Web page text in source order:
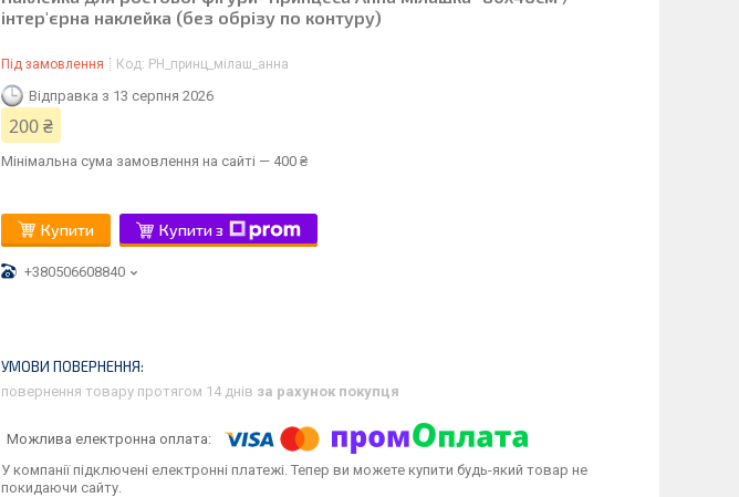
інтер'єрна наклейка (без обрізу по контуру)
Під замовлення Код: РН_принц_мілаш_анна
Відправка з 13 серпня 2026
200 ₴
Мінімальна сума замовлення на сайті — 400 ₴
Купити Купити з
+380506608840
повернення товару протягом 14 днів за рахунок покупця
У компанії підключені електронні платежі. Тепер ви можете купити будь-який товар не
покидаючи сайту.